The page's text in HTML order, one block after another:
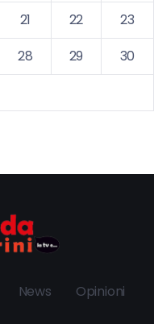
21 22
23
28 29
30
News Opinioni